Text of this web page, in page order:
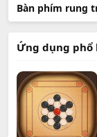
Ứng dụng phổ